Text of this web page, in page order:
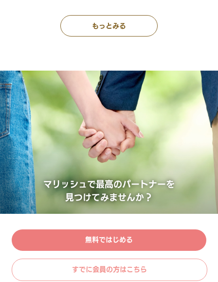
もっとみる
マリッシュで最高のパートナーを
見つけてみませんか？
無料ではじめる
すでに会員の方はこちら